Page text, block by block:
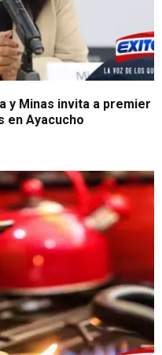
y Minas invita a premier
en Ayacucho